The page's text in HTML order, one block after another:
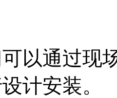
以通过现
计安装。